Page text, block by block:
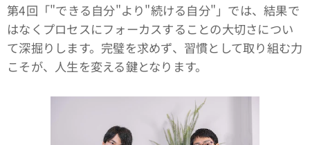
第4回「"できる自分"より"続ける自分"」では、結果で
はなくプロセスにフォーカスすることの大切さについ
て深掘りします。完璧を求めず、習慣として取り組む力
こそが、人生を変える鍵となります。